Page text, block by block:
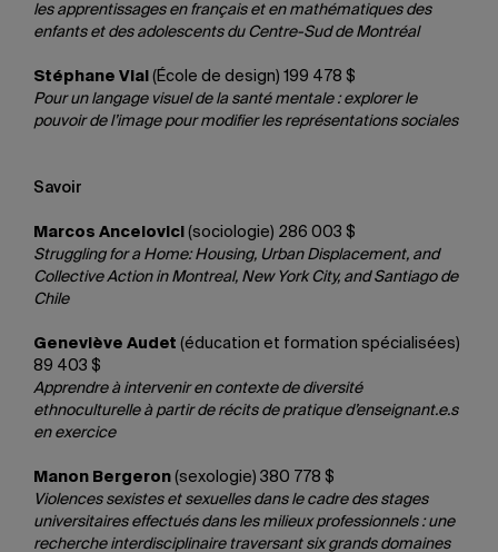
les apprentissages en français et en mathématiques des
enfants et des adolescents du Centre-Sud de Montréal
Stéphane Vial (École de design) 199 478 $
Pour un langage visuel de la santé mentale : explorer le
pouvoir de l’image pour modifier les représentations sociales
Savoir
Marcos Ancelovici (sociologie) 286 003 $
Struggling for a Home: Housing, Urban Displacement, and
Collective Action in Montreal, New York City, and Santiago de
Chile
Geneviève Audet (éducation et formation spécialisées)
89 403 $
Apprendre à intervenir en contexte de diversité
ethnoculturelle à partir de récits de pratique d’enseignant.e.s
en exercice
Manon Bergeron (sexologie) 380 778 $
Violences sexistes et sexuelles dans le cadre des stages
universitaires effectués dans les milieux professionnels : une
recherche interdisciplinaire traversant six grands domaines